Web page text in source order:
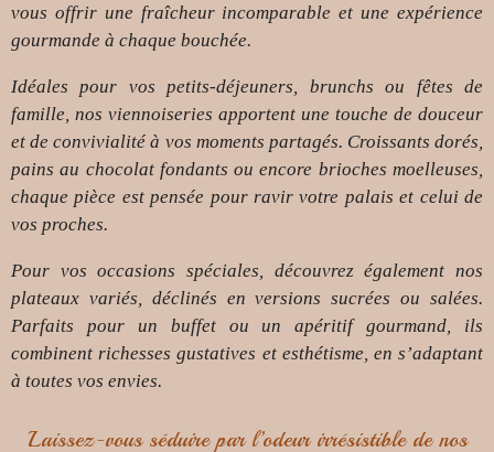
vous offrir une fraîcheur incomparable et une expérience
gourmande à chaque bouchée.
Idéales pour vos petits-déjeuners, brunchs ou fêtes de
famille, nos viennoiseries apportent une touche de douceur
et de convivialité à vos moments partagés. Croissants dorés,
pains au chocolat fondants ou encore brioches moelleuses,
chaque pièce est pensée pour ravir votre palais et celui de
vos proches.
Pour vos occasions spéciales, découvrez également nos
plateaux variés, déclinés en versions sucrées ou salées.
Parfaits pour un buffet ou un apéritif gourmand, ils
combinent richesses gustatives et esthétisme, en s’adaptant
à toutes vos envies.
Laissez-vous séduire par l’odeur irrésistible de nos